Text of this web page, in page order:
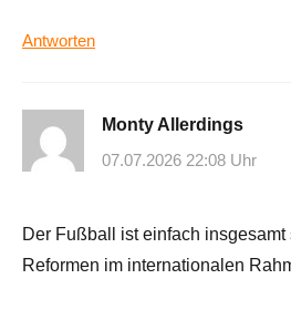
Antworten
Monty Allerdings
07.07.2026 22:08 Uhr
Der Fußball ist einfach
Reformen im internationalen